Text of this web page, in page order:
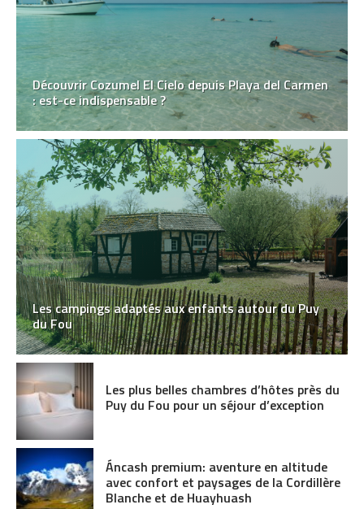
Découvrir Cozumel El Cielo depuis Playa del Carmen
: est-ce indispensable ?
Les campings adaptés aux enfants autour du Puy
du Fou
Les plus belles chambres d’hôtes près du
Puy du Fou pour un séjour d’exception
Áncash premium: aventure en altitude
avec confort et paysages de la Cordillère
Blanche et de Huayhuash